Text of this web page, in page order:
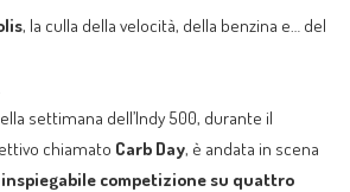
, la culla della velocità, della benzina e… del
settimana dell’Indy 500, durante il
chiamato Carb Day, è andata in scena
competizione su quattro